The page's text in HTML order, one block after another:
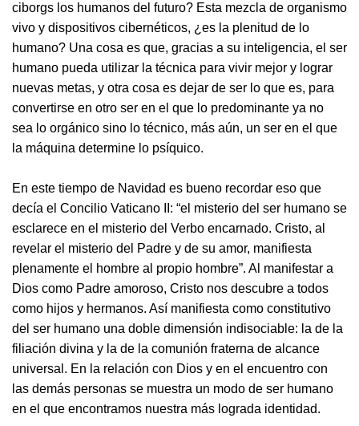
ciborgs los humanos del futuro? Esta mezcla de organismo
vivo y dispositivos cibernéticos, ¿es la plenitud de lo
humano? Una cosa es que, gracias a su inteligencia, el ser
humano pueda utilizar la técnica para vivir mejor y lograr
nuevas metas, y otra cosa es dejar de ser lo que es, para
convertirse en otro ser en el que lo predominante ya no
sea lo orgánico sino lo técnico, más aún, un ser en el que
la máquina determine lo psíquico.
En este tiempo de Navidad es bueno recordar eso que
decía el Concilio Vaticano II: “el misterio del ser humano se
esclarece en el misterio del Verbo encarnado. Cristo, al
revelar el misterio del Padre y de su amor, manifiesta
plenamente el hombre al propio hombre”. Al manifestar a
Dios como Padre amoroso, Cristo nos descubre a todos
como hijos y hermanos. Así manifiesta como constitutivo
del ser humano una doble dimensión indisociable: la de la
filiación divina y la de la comunión fraterna de alcance
universal. En la relación con Dios y en el encuentro con
las demás personas se muestra un modo de ser humano
en el que encontramos nuestra más lograda identidad.